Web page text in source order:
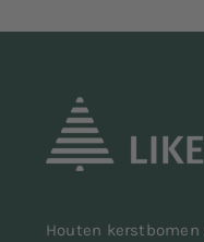
Houten kerstbomen